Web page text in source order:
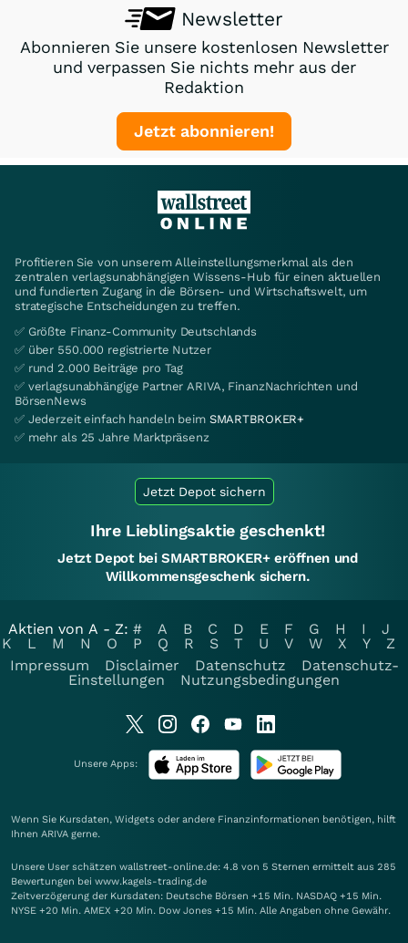
Newsletter
Abonnieren Sie unsere kostenlosen Newsletter
und verpassen Sie nichts mehr aus der
Redaktion
Jetzt abonnieren!
Profitieren Sie von unserem Alleinstellungsmerkmal als den
zentralen verlagsunabhängigen Wissens-Hub für einen aktuellen
und fundierten Zugang in die Börsen- und Wirtschaftswelt, um
strategische Entscheidungen zu treffen.
✅ Größte Finanz-Community Deutschlands
✅ über 550.000 registrierte Nutzer
✅ rund 2.000 Beiträge pro Tag
✅ verlagsunabhängige Partner ARIVA, FinanzNachrichten und
BörsenNews
✅ Jederzeit einfach handeln beim SMARTBROKER+
✅ mehr als 25 Jahre Marktpräsenz
Jetzt Depot sichern
Ihre Lieblingsaktie geschenkt!
Jetzt Depot bei SMARTBROKER+ eröffnen und
Willkommensgeschenk sichern.
Aktien von A - Z: # A B C D E F G H I
J
K
L M N O P Q R S T U V W X Y
Z
Impressum
Disclaimer Datenschutz
Datenschutz-
Einstellungen
Nutzungsbedingungen
Unsere Apps:
Wenn Sie Kursdaten, Widgets oder andere Finanzinformationen benötigen, hilft
Ihnen ARIVA gerne.
Unsere User schätzen wallstreet-online.de: 4.8 von 5 Sternen ermittelt aus 285
Bewertungen bei www.kagels-trading.de
Zeitverzögerung der Kursdaten: Deutsche Börsen +15 Min. NASDAQ +15 Min.
NYSE +20 Min. AMEX +20 Min. Dow Jones +15 Min. Alle Angaben ohne Gewähr.